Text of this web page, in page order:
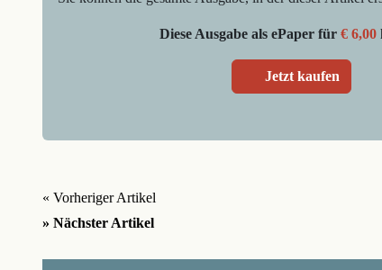
Diese Ausgabe als ePaper für€ 6,00
Jetzt kaufen
« Vorheriger Artikel
» Nächster Artikel